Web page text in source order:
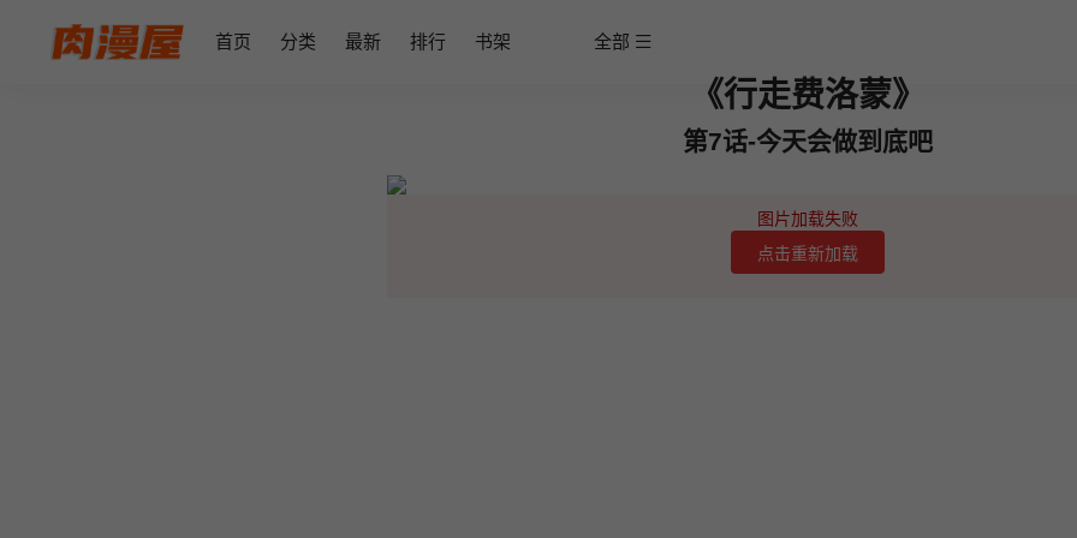
首页 分类 最新 排行 书架 全部
《行走费洛蒙》
第7话-今天会做到底吧
图片加载失败
点击重新加载